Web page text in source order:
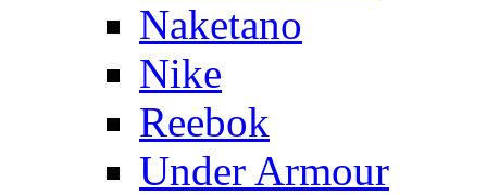
Naketano
Nike
Reebok
Under Armour